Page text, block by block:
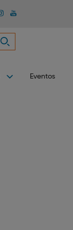
Eventos